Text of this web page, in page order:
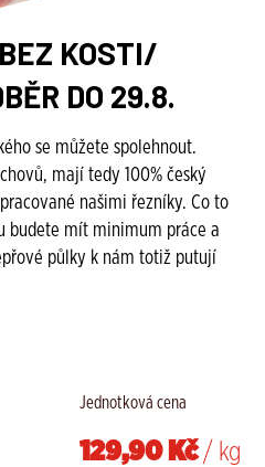
KOSTI/
DO 29.8.
se můžete spolehnout.
mají tedy 100% český
našimi řezníky. Co to
budete mít minimum práce a
půlky k nám totiž putují
Jednotková cena
129,90 Kč/ kg